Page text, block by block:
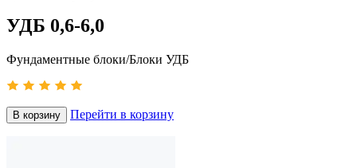
УДБ 0,6-6,0
Фундаментные блоки/Блоки УДБ
В корзину Перейти в корзину